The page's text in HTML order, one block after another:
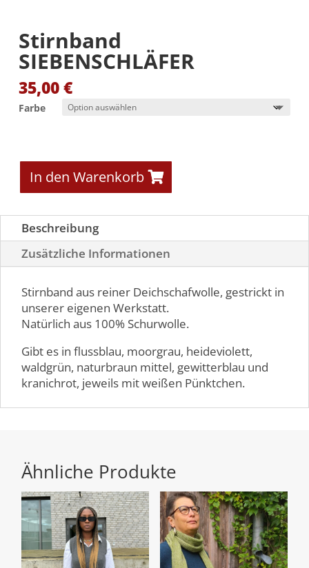
Stirnband
SIEBENSCHLÄFER
35,00€
Farbe
In den Warenkorb
Beschreibung
Zusätzliche Informationen
Stirnband aus reiner Deichschafwolle, gestrickt in
unserer eigenen Werkstatt.
Natürlich aus 100% Schurwolle.
Gibt es in flussblau, moorgrau, heideviolett,
waldgrün, naturbraun mittel, gewitterblau und
kranichrot, jeweils mit weißen Pünktchen.
Ähnliche Produkte